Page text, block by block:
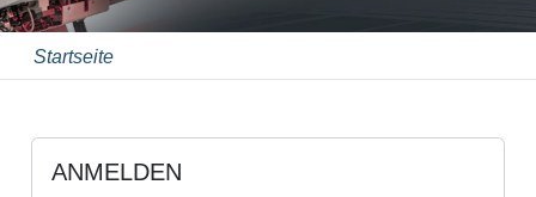
Startseite
ANMELDEN